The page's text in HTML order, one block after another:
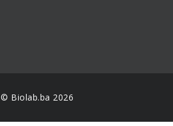
© Biolab.ba 2026